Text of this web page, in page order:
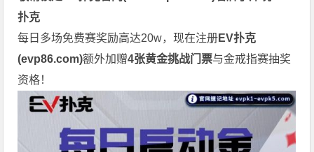
扑克
每日多场免费赛奖励高达20w，现在注册EV扑克
(evp86.com)额外加赠4张黄金挑战门票与金戒指赛抽奖
资格！